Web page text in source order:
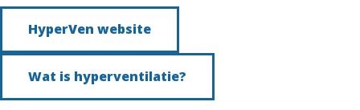
HyperVen website
Wat is hyperventilatie?